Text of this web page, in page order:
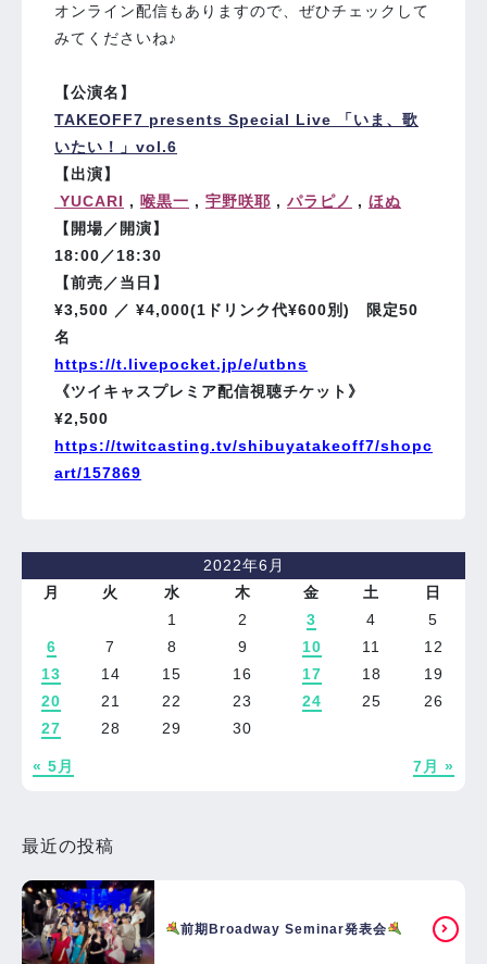
オンライン配信もありますので、ぜひチェックして
みてくださいね♪
【公演名】
TAKEOFF7 presents Special Live 「いま、歌
いたい！」vol.6
【出演】
YUCARI , 喉黒一 , 宇野咲耶 , パラピノ , ほぬ
【開場／開演】
18:00／18:30
【前売／当日】
¥3,500 ／ ¥4,000(1ドリンク代¥600別) 限定50
名
https://t.livepocket.jp/e/utbns
《ツイキャスプレミア配信視聴チケット》
¥2,500
https://twitcasting.tv/shibuyatakeoff7/shopc
art/157869
2022年6月
月
火 水 木 金 土 日
« 5月 7月 »
1 2 3 4
5
6
7 8 9 10 11
12
13
14 15 16 17 18
19
20
21 22 23 24 25
26
27
28 29 30
最近の投稿
前期Broadway Seminar発表会